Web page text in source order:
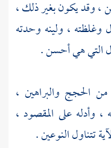
وقد يكون بغير ذلك ،
وغلظته ، ولينه وحدته
التي هي أحسن .
الحجج والبراهين ،
وأدله على المقصود ،
تتناول النوعين .